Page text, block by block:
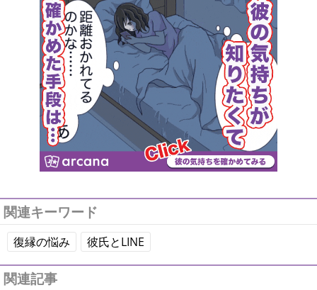
関連キーワード
復縁の悩み 彼氏とLINE
関連記事